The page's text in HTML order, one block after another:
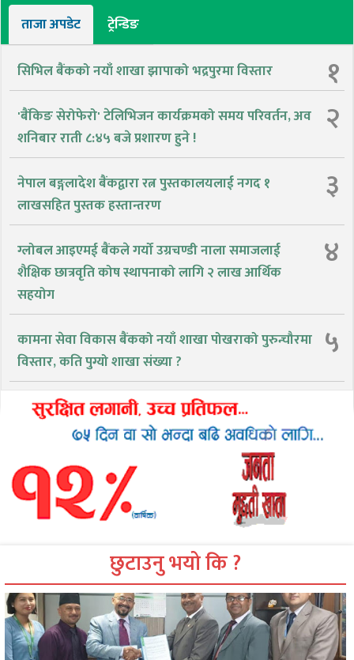
ताजा अपडेट ट्रेन्डिङ
सिभिल बैंकको नयाँ शाखा झापाको भद्रपुरमा विस्तार १
'बैंकिङ सेरोफेरो' टेलिभिजन कार्यक्रमको समय परिवर्तन, अव
शनिबार राती ८:४५ बजे प्रशारण हुने !
२
नेपाल बङ्गलादेश बैंकद्वारा रत्न पुस्तकालयलाई नगद १
लाखसहित पुस्तक हस्तान्तरण
३
ग्लोबल आइएमई बैंकले गर्यो उग्रचण्डी नाला समाजलाई
शैक्षिक छात्रवृति कोष स्थापनाको लागि २ लाख आर्थिक
सहयोग
४
कामना सेवा विकास बैंकको नयाँ शाखा पोखराको पुरुन्चौरमा
विस्तार, कति पुग्यो शाखा संख्या ?
५
छुटाउनु भयो कि ?